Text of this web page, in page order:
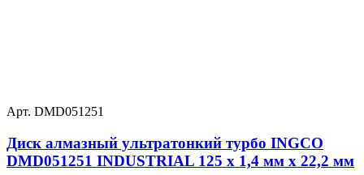
Арт. DMD051251
Диск алмазный ультратонкий турбо INGCO
DMD051251 INDUSTRIAL 125 х 1,4 мм x 22,2 мм